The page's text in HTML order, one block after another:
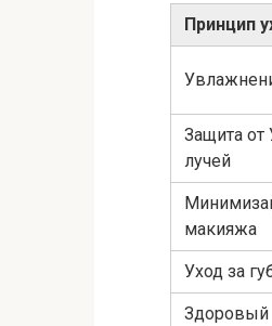
Принцип
Защита
лучей
макияжа
Уход за
Здоровый